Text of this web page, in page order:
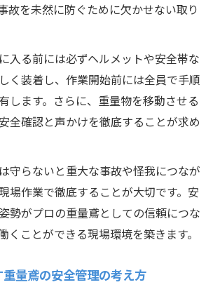
故を未然に防ぐために欠かせない取り
入る前には必ずヘルメットや安全帯な
く装着し、作業開始前には全員で手順
します。さらに、重量物を移動させる
全確認と声かけを徹底することが求め
守らないと重大な事故や怪我につなが
場作業で徹底することが大切です。安
勢がプロの重量鳶としての信頼につな
くことができる現場環境を築きます。
量鳶の安全管理の考え方